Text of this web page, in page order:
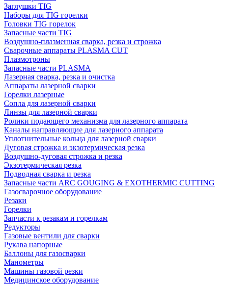
Заглушки TIG
Наборы для TIG горелки
Головки TIG горелок
Запасные части TIG
Воздушно-плазменная сварка, резка и строжка
Сварочные аппараты PLASMA CUT
Плазмотроны
Запасные части PLASMA
Лазерная сварка, резка и очистка
Аппараты лазерной сварки
Горелки лазерные
Сопла для лазерной сварки
Линзы для лазерной сварки
Ролики подающего механизма для лазерного аппарата
Каналы направляющие для лазерного аппарата
Уплотнительные кольца для лазерной сварки
Дуговая строжка и экзотермическая резка
Воздушно-дуговая строжка и резка
Экзотермическая резка
Подводная сварка и резка
Запасные части ARC GOUGING & EXOTHERMIC CUTTING
Газосварочное оборудование
Резаки
Горелки
Запчасти к резакам и горелкам
Редукторы
Газовые вентили для сварки
Рукава напорные
Баллоны для газосварки
Манометры
Машины газовой резки
Медицинское оборудование